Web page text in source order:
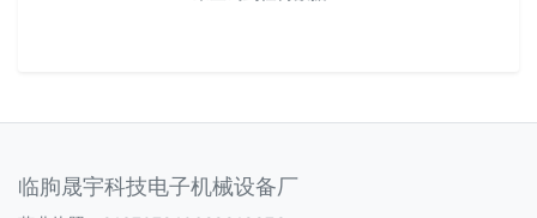
临朐晟宇科技电子机械设备厂